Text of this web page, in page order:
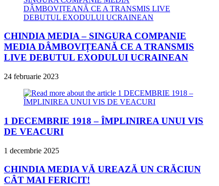
CHINDIA MEDIA – SINGURA COMPANIE
MEDIA DÂMBOVIȚEANĂ CE A TRANSMIS
LIVE DEBUTUL EXODULUI UCRAINEAN
24 februarie 2023
1 DECEMBRIE 1918 – ÎMPLINIREA UNUI VIS
DE VEACURI
1 decembrie 2025
CHINDIA MEDIA VĂ UREAZĂ UN CRĂCIUN
CÂT MAI FERICIT!